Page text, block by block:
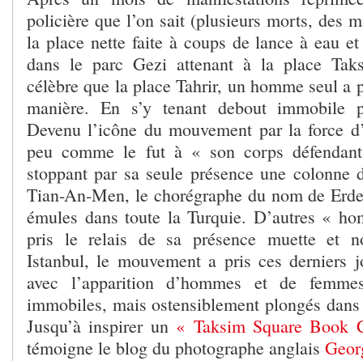
policière que l’on sait (plusieurs morts, des
la place nette faite à coups de lance à eau
dans le parc Gezi attenant à la place
célèbre que la place Tahrir, un homme seul a
manière. En s’y tenant debout immobile
Devenu l’icône du mouvement par la force
peu comme le fut à « son corps
stoppant par sa seule présence une colonne
Tian-An-Men, le chorégraphe du nom de
émules dans toute la Turquie. D’autres «
pris le relais de sa présence muette et
Istanbul, le mouvement a pris ces derniers
avec l’apparition d’hommes et de
immobiles, mais ostensiblement plongés
Jusqu’à inspirer un « Taksim Square Book
témoigne le blog du photographe anglais